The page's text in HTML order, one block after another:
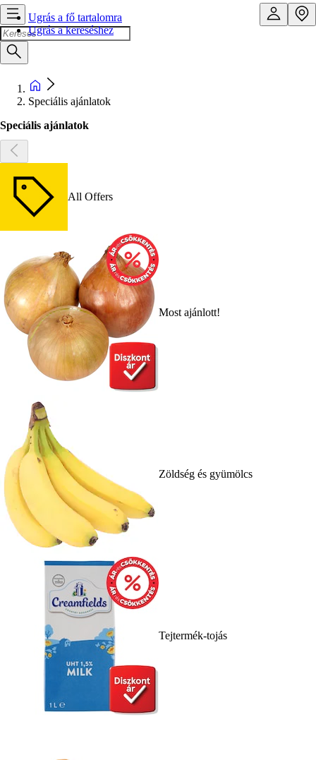
Ugrás a fő tartalomra
Ugrás a kereséshez
Speciális ajánlatok
Speciális ajánlatok
All Offers
Most ajánlott!
Zöldség és gyümölcs
Tejtermék-tojás